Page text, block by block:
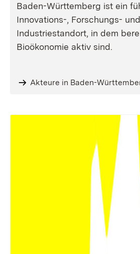
Baden-Württemberg ist ein
Innovations-, Forschungs- und
Industriestandort, in dem
Bioökonomie aktiv sind.
Akteure in Baden-